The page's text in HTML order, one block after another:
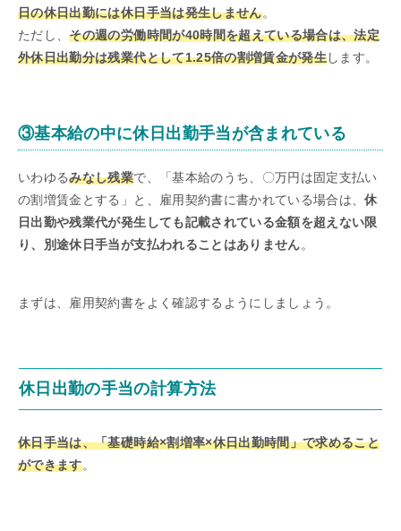
日の休日出勤には休日手当は発生しません。
ただし、その週の労働時間が40時間を超えている場合は、法定
外休日出勤分は残業代として1.25倍の割増賃金が発生します。
③基本給の中に休日出勤手当が含まれている
いわゆるみなし残業で、「基本給のうち、〇万円は固定支払い
の割増賃金とする」と、雇用契約書に書かれている場合は、休
日出勤や残業代が発生しても記載されている金額を超えない限
り、別途休日手当が支払われることはありません。
まずは、雇用契約書をよく確認するようにしましょう。
休日出勤の手当の計算方法
休日手当は、「基礎時給×割増率×休日出勤時間」で求めること
ができます。